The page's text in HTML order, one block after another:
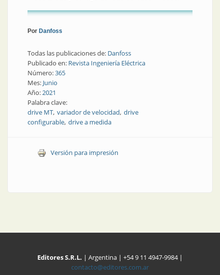
Por Danfoss
Todas las publicaciones de: Danfoss
Publicado en: Revista Ingeniería Eléctrica
Número:365
Mes: Junio
Año:2021
Palabra clave:
drive MT variador de velocidad drive
configurable drive a medida
Versión para impresión
Editores S.R.L. | Argentina | +54 9 11 4947-9984 |
contacto@editores.com.ar